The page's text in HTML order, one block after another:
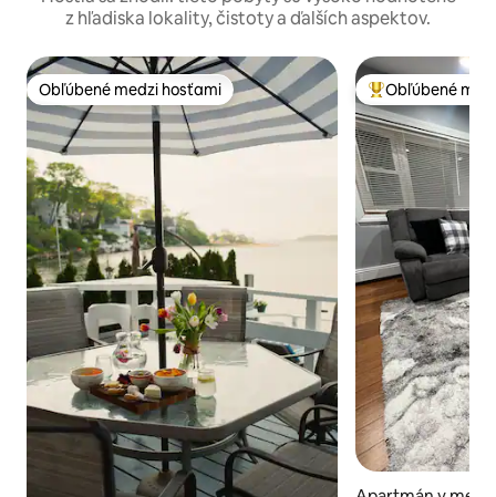
z hľadiska lokality, čistoty a ďalších aspektov.
Obľúbené medzi hosťami
Obľúbené medzi hosťami Najobľúbenejšie
Obľúbené